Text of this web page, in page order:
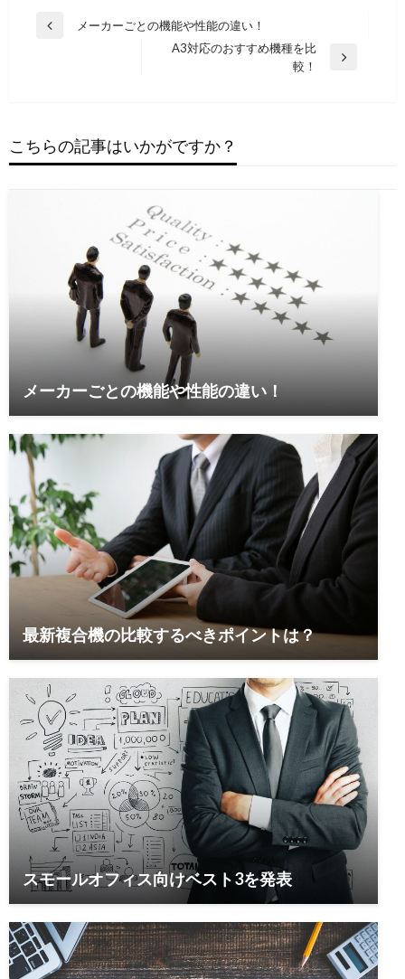
投
ー
メーカーごとの機能や性能の違い！
へ
A3対応のおすすめ機種を比
較！
こちらの記事はいかがですか？
メーカーごとの機能や性能の違い！
最新複合機の比較するべきポイントは？
スモールオフィス向けベスト3を発表